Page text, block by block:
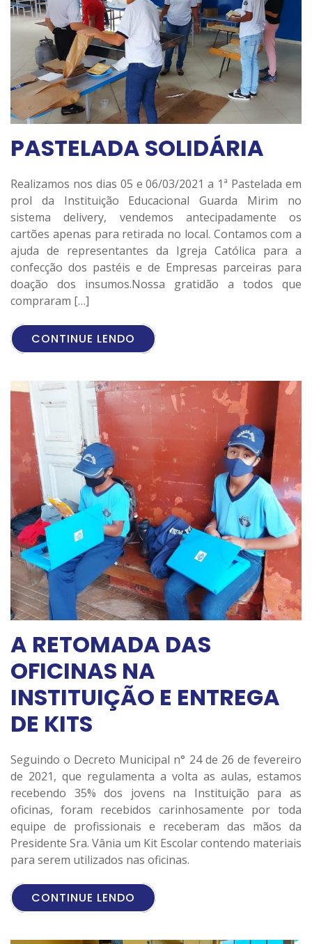
PASTELADA SOLIDÁRIA
Realizamos nos dias 05 e 06/03/2021 a 1ª Pastelada em
prol da Instituição Educacional Guarda Mirim no
sistema delivery, vendemos antecipadamente os
cartões apenas para retirada no local. Contamos com a
ajuda de representantes da Igreja Católica para a
confecção dos pastéis e de Empresas parceiras para
doação dos insumos.Nossa gratidão a todos que
compraram […]
CONTINUE LENDO
A RETOMADA DAS
OFICINAS NA
INSTITUIÇÃO E ENTREGA
DE KITS
Seguindo o Decreto Municipal n° 24 de 26 de fevereiro
de 2021, que regulamenta a volta as aulas, estamos
recebendo 35% dos jovens na Instituição para as
oficinas, foram recebidos carinhosamente por toda
equipe de profissionais e receberam das mãos da
Presidente Sra. Vânia um Kit Escolar contendo materiais
para serem utilizados nas oficinas.
CONTINUE LENDO